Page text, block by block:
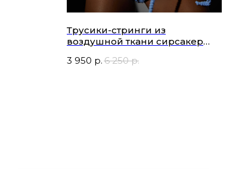
Трусики-стринги из
воздушной ткани сирсакер
3 950 р. 6 250 р.